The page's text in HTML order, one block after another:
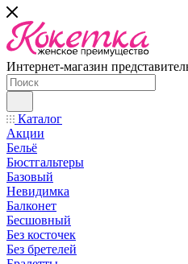
Интернет-магазин
Каталог
Акции
Бельё
Бюстгальтеры
Базовый
Невидимка
Балконет
Бесшовный
Без косточек
Без бретелей